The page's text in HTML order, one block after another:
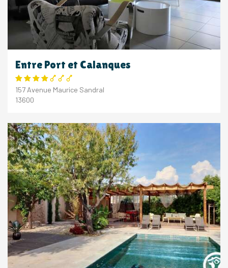
Entre Port et Calanques
157 Avenue Maurice Sandral
13600